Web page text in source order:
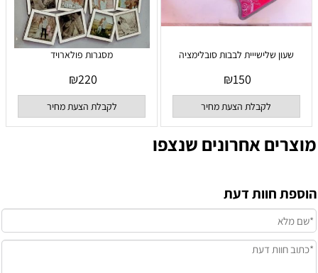
שעון שלישייית לבבות סובלימציה
₪150
לקבלת הצעת מחיר
מסגרות פולארויד
₪220
לקבלת הצעת מחיר
מוצרים אחרונים שנצפו
הוספת חוות דעת